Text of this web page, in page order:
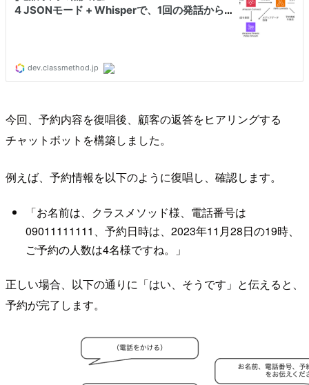
今回、予約内容を復唱後、顧客の返答をヒアリングする
チャットボットを構築しました。
例えば、予約情報を以下のように復唱し、確認します。
「お名前は、クラスメソッド様、電話番号は
09011111111、予約日時は、2023年11月28日の19時、
ご予約の人数は4名様ですね。」
正しい場合、以下の通りに「はい、そうです」と伝えると、
予約が完了します。